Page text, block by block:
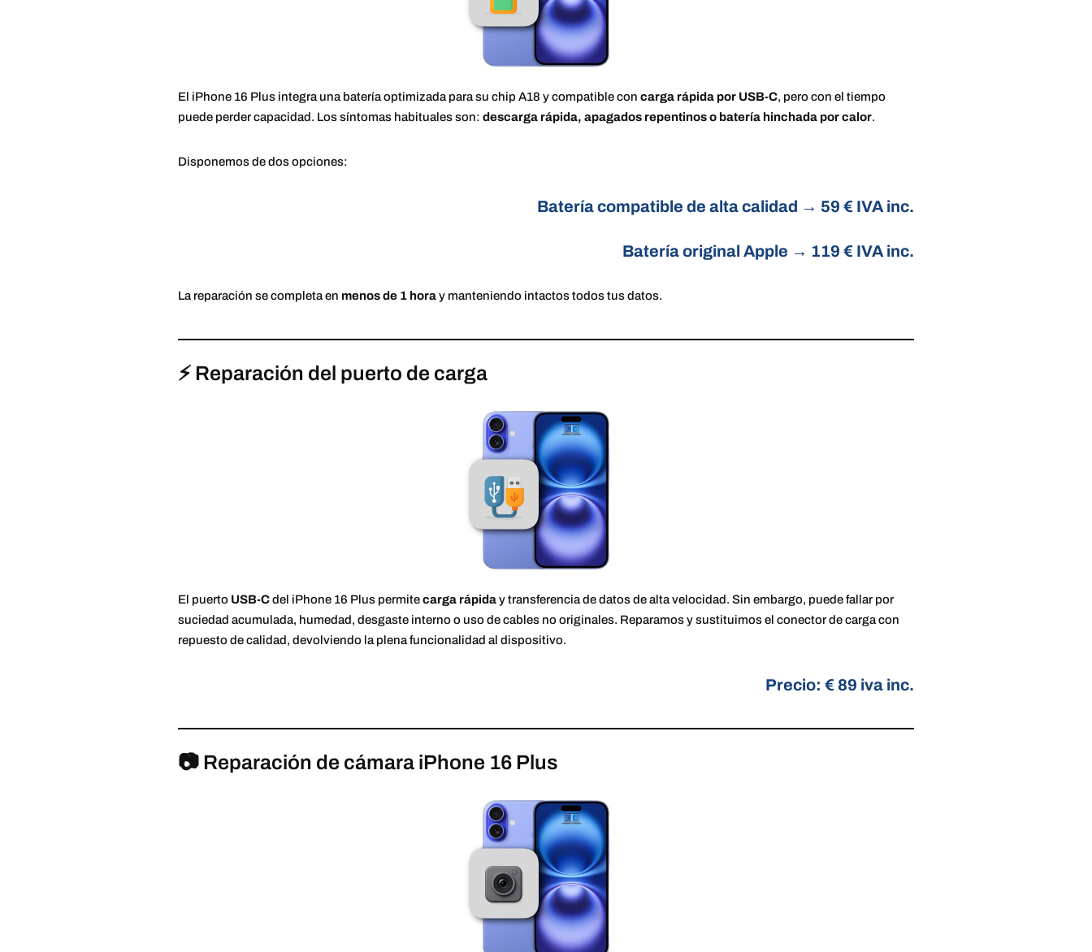
El iPhone 16 Plus integra una batería optimizada para su chip A18 y compatible con carga rápida por USB-C, pero con el tiempo
puede perder capacidad. Los síntomas habituales son: descarga rápida, apagados repentinos o batería hinchada por calor.
Disponemos de dos opciones:
Batería compatible de alta calidad → 59 € IVA inc.
Batería original Apple → 119 € IVA inc.
La reparación se completa en menos de 1 horay manteniendo intactos todos tus datos.
⚡ Reparación del puerto de carga
El puerto USB-Cdel iPhone 16 Plus permitecarga rápiday transferencia de datos de alta velocidad. Sin embargo, puede fallar por
suciedad acumulada, humedad, desgaste interno o uso de cables no originales. Reparamos y sustituimos el conector de carga con
repuesto de calidad, devolviendo la plena funcionalidad al dispositivo.
Precio: € 89 iva inc.
📷 Reparación de cámara iPhone 16 Plus